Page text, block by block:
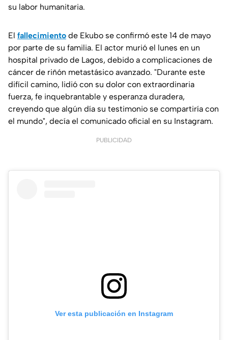
su labor humanitaria.
El fallecimiento de Ekubo se confirmó este 14 de mayo
por parte de su familia. El actor murió el lunes en un
hospital privado de Lagos, debido a complicaciones de
cáncer de riñón metastásico avanzado. "Durante este
difícil camino, lidió con su dolor con extraordinaria
fuerza, fe inquebrantable y esperanza duradera,
creyendo que algún día su testimonio se compartiría con
el mundo", decía el comunicado oficial en su Instagram.
PUBLICIDAD
Ver esta publicación en Instagram